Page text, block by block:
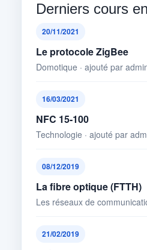
Derniers cours
20/11/2021
Le protocole ZigBee
Domotique · ajouté par
16/03/2021
NFC 15-100
Technologie · ajouté par
08/12/2019
La fibre optique (FTTH)
Les réseaux de
21/02/2019